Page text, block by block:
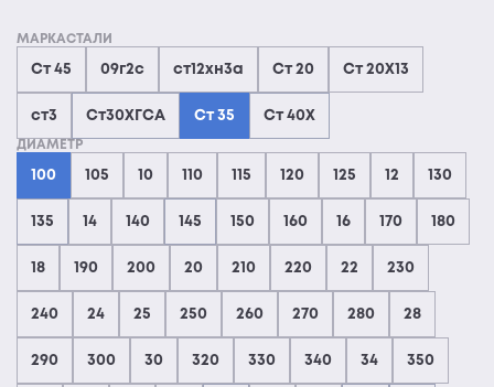
МАРКАСТАЛИ
Ст 45 09г2с ст12хн3а Ст 20 Ст 20Х13
ст3 Ст30ХГСА Ст 35 Ст 40Х
ДИАМЕТР
100 105 10 110 115 120 125 12 130
135 14 140 145 150 160 16 170 180
18 190 200 20 210 220 22 230
240 24 25 250 260 270 280 28
290 300 30 320 330 340 34 350